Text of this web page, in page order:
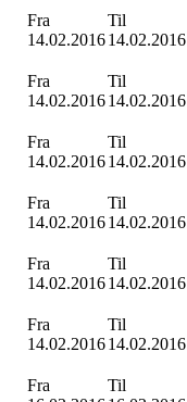
Fra
14.02.2016
Til
14.02.2016
Fra
14.02.2016
Til
14.02.2016
Fra
14.02.2016
Til
14.02.2016
Fra
14.02.2016
Til
14.02.2016
Fra
14.02.2016
Til
14.02.2016
Fra
14.02.2016
Til
14.02.2016
Fra
Til